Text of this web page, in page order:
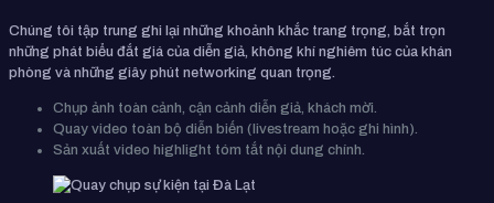
Chúng tôi tập trung ghi lại những khoảnh khắc trang trọng, bắt trọn
những phát biểu đắt giá của diễn giả, không khí nghiêm túc của khán
phòng và những giây phút networking quan trọng.
Chụp ảnh toàn cảnh, cận cảnh diễn giả, khách mời.
Quay video toàn bộ diễn biến (livestream hoặc ghi hình).
Sản xuất video highlight tóm tắt nội dung chính.